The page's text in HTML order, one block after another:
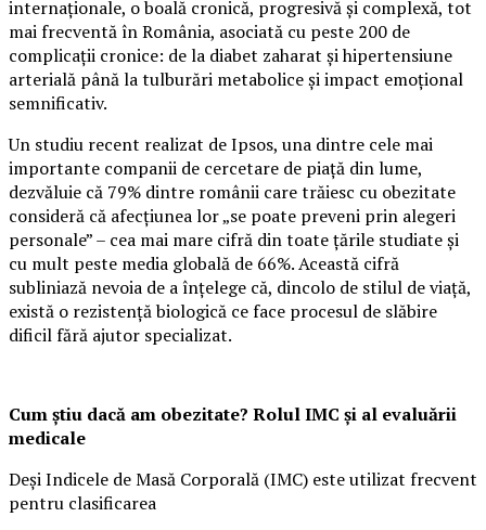
internaționale, o boală cronică, progresivă și complexă, tot
mai frecventă în România, asociată cu peste 200 de
complicații cronice: de la diabet zaharat și hipertensiune
arterială până la tulburări metabolice și impact emoțional
semnificativ.
Un studiu recent realizat de Ipsos, una dintre cele mai
importante companii de cercetare de piață din lume,
dezvăluie că 79% dintre românii care trăiesc cu obezitate
consideră că afecțiunea lor „se poate preveni prin alegeri
personale” – cea mai mare cifră din toate țările studiate și
cu mult peste media globală de 66%. Această cifră
subliniază nevoia de a înțelege că, dincolo de stilul de viață,
există o rezistență biologică ce face procesul de slăbire
dificil fără ajutor specializat.
Cum știu dacă am obezitate? Rolul IMC și al evaluării
medicale
Deși Indicele de Masă Corporală (IMC) este utilizat frecvent
pentru clasificarea